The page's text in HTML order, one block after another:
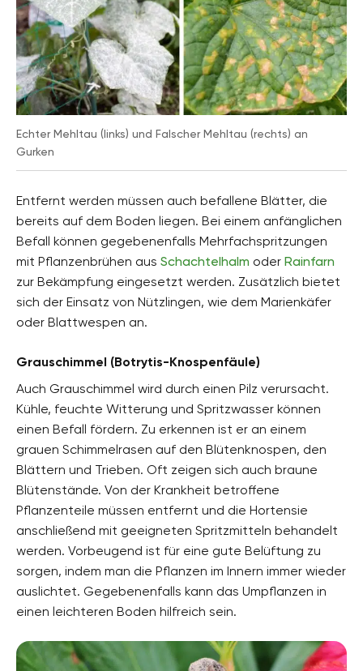
Echter Mehltau (links) und Falscher Mehltau (rechts) an
Gurken
Entfernt werden müssen auch befallene Blätter, die
bereits auf dem Boden liegen. Bei einem anfänglichen
Befall können gegebenenfalls Mehrfachspritzungen
mit Pflanzenbrühen aus Schachtelhalm oder Rainfarn
zur Bekämpfung eingesetzt werden. Zusätzlich bietet
sich der Einsatz von Nützlingen, wie dem Marienkäfer
oder Blattwespen an.
Grauschimmel (Botrytis-Knospenfäule)
Auch Grauschimmel wird durch einen Pilz verursacht.
Kühle, feuchte Witterung und Spritzwasser können
einen Befall fördern. Zu erkennen ist er an einem
grauen Schimmelrasen auf den Blütenknospen, den
Blättern und Trieben. Oft zeigen sich auch braune
Blütenstände. Von der Krankheit betroffene
Pflanzenteile müssen entfernt und die Hortensie
anschließend mit geeigneten Spritzmitteln behandelt
werden. Vorbeugend ist für eine gute Belüftung zu
sorgen, indem man die Pflanzen im Innern immer wieder
auslichtet. Gegebenenfalls kann das Umpflanzen in
einen leichteren Boden hilfreich sein.